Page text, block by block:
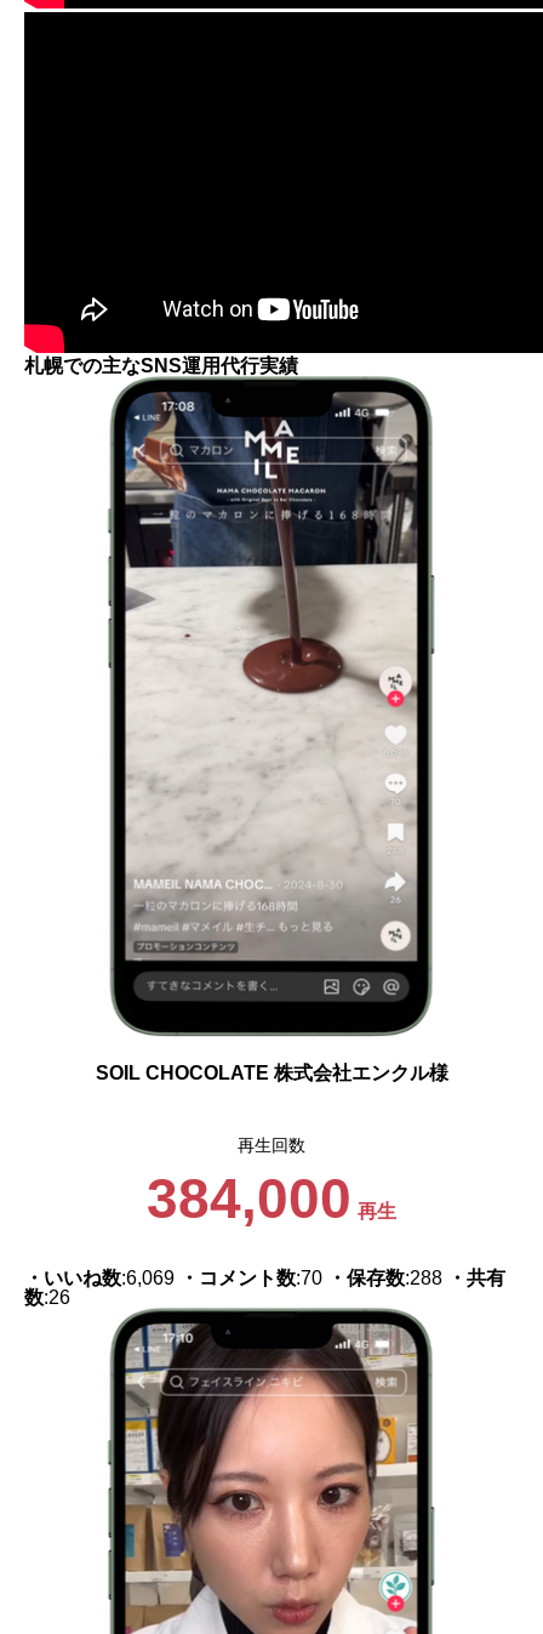
札幌での主なSNS運用代行実績
SOIL CHOCOLATE 株式会社エンクル様
再生回数
384,000 再生
・いいね数:6,069 ・コメント数:70 ・保存数:288
・共有
数:26